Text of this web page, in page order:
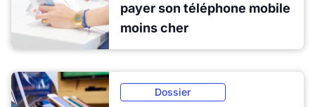
payer son téléphone mobile
moins cher
Dossier